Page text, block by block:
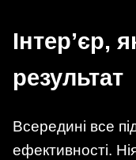
Інтер’єр,
результат
Всередині все
ефективності.